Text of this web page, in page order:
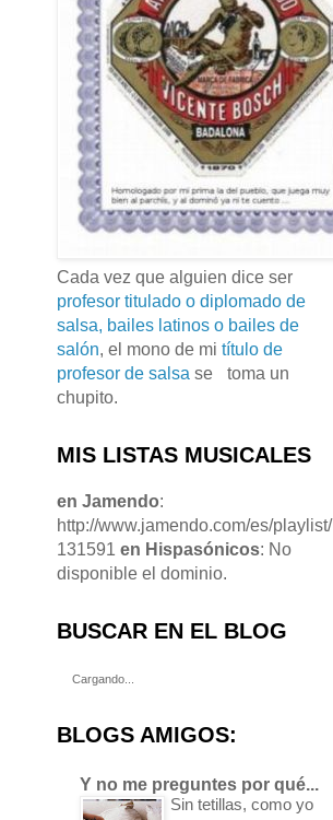
Cada vez que alguien dice ser
profesor titulado o diplomado de
salsa, bailes latinos o bailes de
salón, el mono de mi título de
profesor de salsa se
toma un
chupito.
MIS LISTAS MUSICALES
en Jamendo:
http://www.jamendo.com/es/playlist/
131591 en Hispasónicos: No
disponible el dominio.
BUSCAR EN EL BLOG
Cargando...
BLOGS AMIGOS:
Y no me preguntes por qué...
Sin tetillas, como yo